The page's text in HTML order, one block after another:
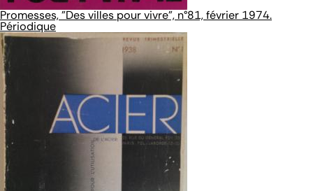
Promesses, "Des villes pour vivre", n°81, février 1974.
Périodique